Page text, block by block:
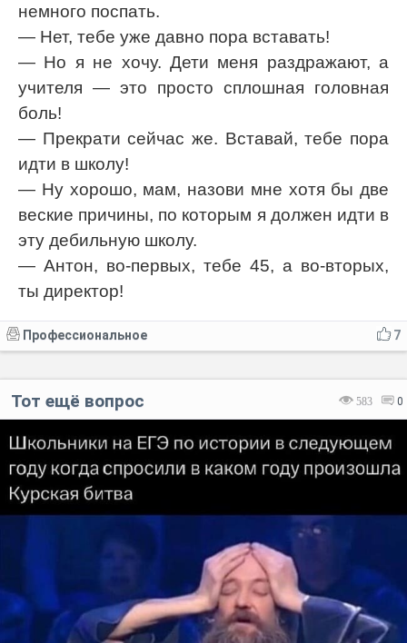
немного поспать.
— Нет, тебе уже давно пора вставать!
— Но я не хочу. Дети меня раздражают, а
учителя — это просто сплошная головная
боль!
— Прекрати сейчас же. Вставай, тебе пора
идти в школу!
— Ну хорошо, мам, назови мне хотя бы две
веские причины, по которым я должен идти в
эту дебильную школу.
— Антон, во-первых, тебе 45, а во-вторых,
ты директор!
7
Профессиональное
583 0
Тот ещё вопрос